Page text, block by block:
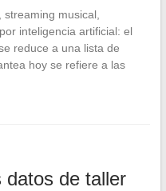
musical,
inteligencia artificial: el
reduce a una lista de
hoy se refiere a las
datos de taller